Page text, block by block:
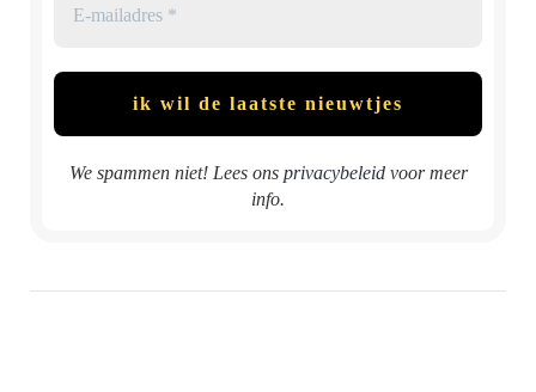
We spammen niet! Lees ons privacybeleidvoor meer
info.